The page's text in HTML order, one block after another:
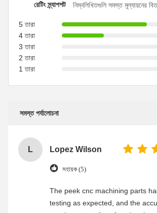
রেটিং স্ন্যাপশট নিম্নলিখিতগুলি সমস্ত মূল্যায়নের
5 তারা
4 তারা
3 তারা
2 তারা
1 তারা
সমস্ত পর্যালোচনা
L Lopez Wilson
সহায়ক (5)
The peek cnc machining parts
testing as expected, and the